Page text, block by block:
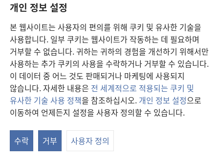
개인 정보 설정
본 웹사이트는 사용자의 편의를 위해 쿠키 및 유사한 기술을
사용합니다. 일부 쿠키는 웹사이트가 작동하는 데 필요하며
거부할 수 없습니다. 귀하는 귀하의 경험을 개선하기 위해서만
사용하는 추가 쿠키의 사용을 수락하거나 거부할 수 있습니다.
이 데이터 중 어느 것도 판매되거나 마케팅에 사용되지
않습니다. 자세한 내용은 전 세계적으로 적용되는 쿠키 및
유사한 기술 사용 정책을 참조하십시오. 개인 정보 설정으로
이동하여 언제든지 설정을 사용자 정의할 수 있습니다.
수락 거부 사용자 정의